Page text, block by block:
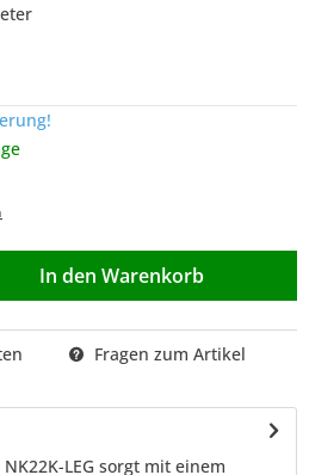
In den Warenkorb
Fragen zum Artikel
LEG sorgt mit einem